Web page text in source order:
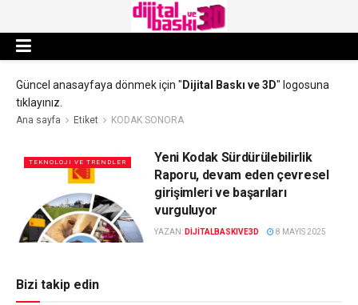
Güncel anasayfaya dönmek için " Dijital Baskı ve 3D" logosuna
tıklayınız.
Ana sayfa Etiket KODAK SONORA
TEKNOLOJI VE TRENDLER
Yeni Kodak Sürdürülebilirlik
Raporu, devam eden çevresel
girişimleri ve başarıları
vurguluyor
YAZAN: DIJITALBASKIVE3D 8 MAYIS 2025
Bizi takip edin